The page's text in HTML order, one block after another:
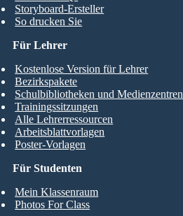
Storyboard-Ersteller
So drucken Sie
Für Studenten
Mein Klassenraum
Photos For Class
Für Lehrer
Kostenlose Version für Lehrer
Bezirkspakete
Schulbibliotheken und Medienzentren
Trainingssitzungen
Alle Lehrerressourcen
Arbeitsblattvorlagen
Poster-Vorlagen